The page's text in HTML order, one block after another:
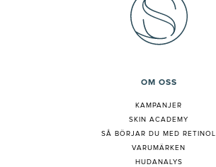
OM OSS
KAMPANJER
SKIN ACADEMY
SÅ BÖRJAR DU MED RETINOL
VARUMÄRKEN
HUDANALYS